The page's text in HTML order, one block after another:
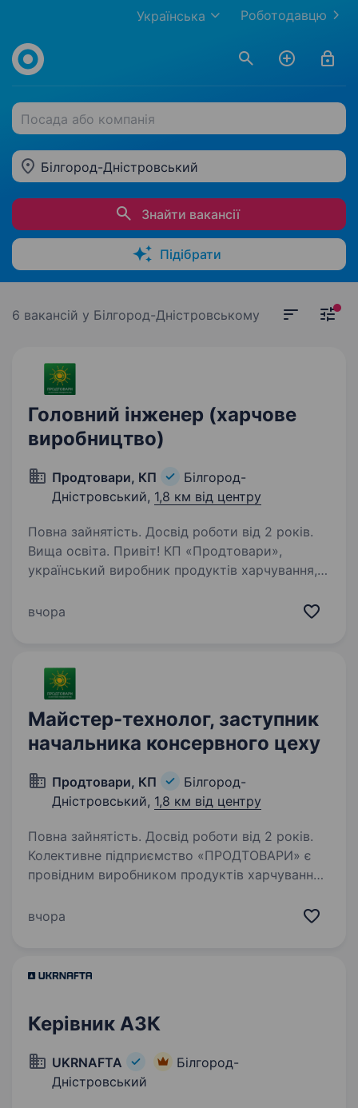
Роботодавцю
Українська
Посада або компанія
Білгород-Дністровський
Знайти вакансії
Підібрати
6 вакансій у Білгород-Дністровському
Головний інженер (харчове
виробництво)
Продтовари, КП
Білгород-
Дністровський, 1,8 км від центру
Повна зайнятість. Досвід роботи від 2 років.
Вища освіта. Привіт! КП «Продтовари»,
український виробник продуктів харчування,
збільшує обсяги виробництва та асортимент.
вчора
Майстер-технолог, заступник
начальника консервного цеху
Продтовари, КП
Білгород-
Дністровський, 1,8 км від центру
Повна зайнятість. Досвід роботи від 2 років.
Колективне підприємство «ПРОДТОВАРИ» є
провідним виробником продуктів харчування
досягти високих стандартів якості і безпеки.
вчора
Керівник АЗК
UKRNAFTA
Білгород-
Дністровський